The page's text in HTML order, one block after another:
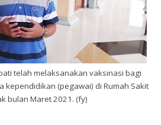
telah melaksanakan vaksinasi bagi
kependidikan (pegawai) di Rumah Sakit
bulan Maret 2021 . (fy)